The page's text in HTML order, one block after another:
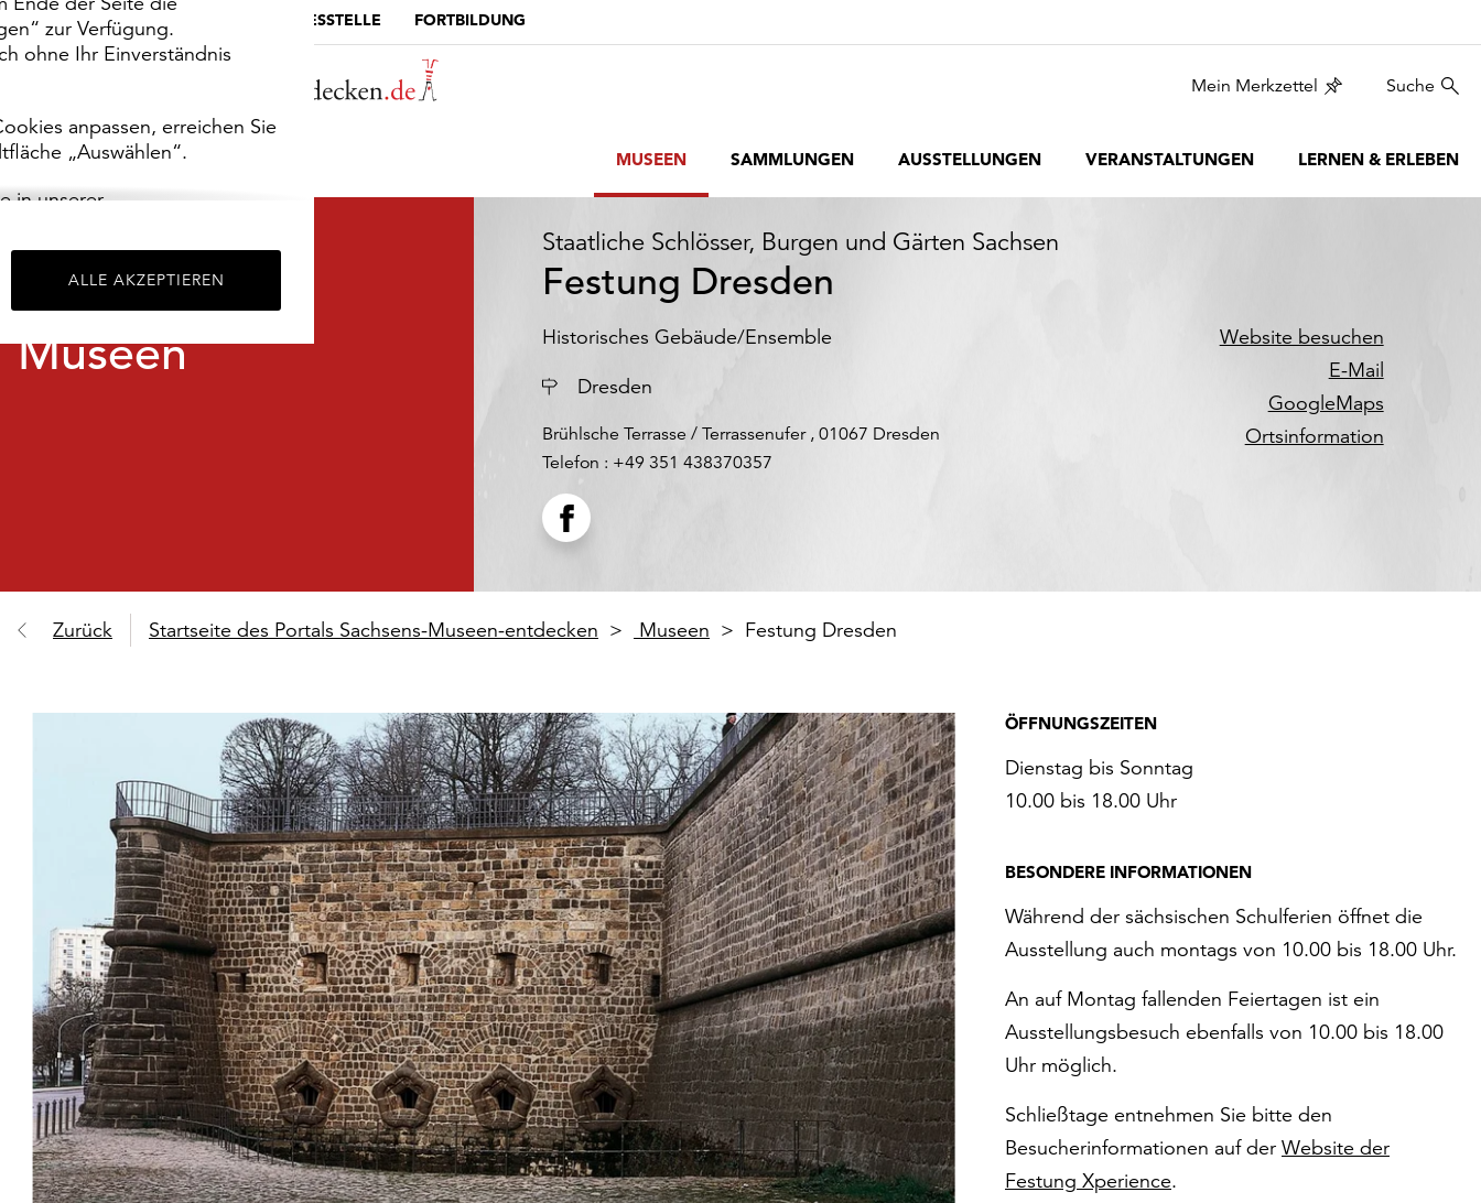
zur Verfügung.
ohne Ihr Einverständnis
anpassen, erreichen Sie
„Auswählen“.
in unserer
ALLE AKZEPTIEREN
MUSEUMSPORTAL DIE LANDESSTELLE FORTBILDUNG
Mein Merkzettel Suche
MUSEEN SAMMLUNGEN AUSSTELLUNGEN VERANSTALTUNGEN LERNEN & ERLEBEN
Museen
Staatliche Schlösser, Burgen und Gärten Sachsen
Festung Dresden
Historisches Gebäude/Ensemble
Ort
Dresden
Brühlsche Terrasse / Terrassenufer , 01067 Dresden
Telefon : +49 351 438370357
Website besuchen
E-Mail
GoogleMaps
Ortsinformation
Zurück Startseite des Portals Sachsens-Museen-entdecken Museen Festung Dresden
ÖFFNUNGSZEITEN
Dienstag bis Sonntag
10.00 bis 18.00 Uhr
BESONDERE INFORMATIONEN
Während der sächsischen Schulferien öffnet die
Ausstellung auch montags von 10.00 bis 18.00 Uhr.
An auf Montag fallenden Feiertagen ist ein
Ausstellungsbesuch ebenfalls von 10.00 bis 18.00
Uhr möglich.
Schließtage entnehmen Sie bitte den
Besucherinformationen auf der Website der
Festung Xperience.